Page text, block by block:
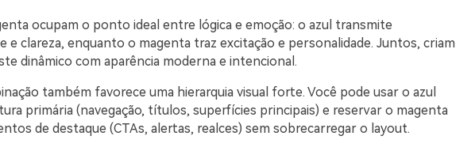
ocupam o ponto ideal entre lógica e emoção: o azul transmite
e clareza, enquanto o magenta traz excitação e personalidade. Juntos, criam
dinâmico com aparência moderna e intencional.
também favorece uma hierarquia visual forte. Você pode usar o azul
primária (navegação, títulos, superfícies principais) e reservar o magenta
de destaque (CTAs, alertas, realces) sem sobrecarregar o layout.